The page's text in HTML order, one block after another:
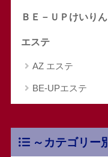
ＢＥ－ＵＰけいり
エステ
AZ エステ
BE-UPエステ
～カテゴリー